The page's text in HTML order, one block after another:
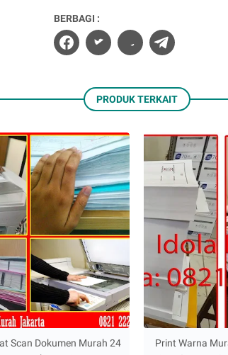
BERBAGI :
PRODUK TERKAIT
Scan Dokumen Murah 24
Print Warna